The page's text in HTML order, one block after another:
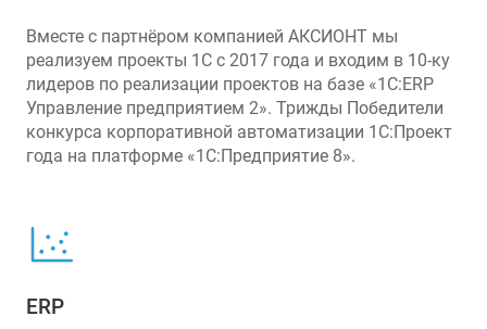
Вместе с партнёром компанией АКСИОНТ мы
реализуем проекты 1С с 2017 года и входим в 10-ку
лидеров по реализации проектов на базе «1С:ERP
Управление предприятием 2». Трижды Победители
конкурса корпоративной автоматизации 1С:Проект
года на платформе «1С:Предприятие 8».
ERP